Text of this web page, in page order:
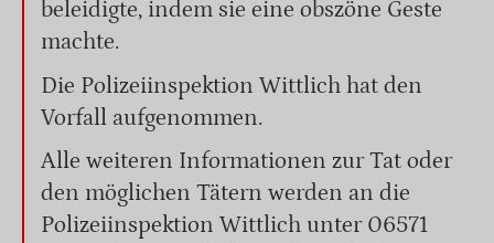
beleidigte, indem sie eine obszöne Geste
machte.
Die Polizeiinspektion Wittlich hat den
Vorfall aufgenommen.
Alle weiteren Informationen zur Tat oder
den möglichen Tätern werden an die
Polizeiinspektion Wittlich unter 06571